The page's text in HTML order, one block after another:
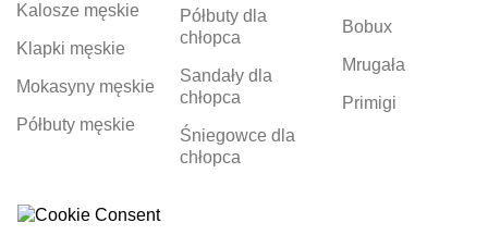
Kalosze męskie
Klapki męskie
Mokasyny męskie
Półbuty męskie
Półbuty dla
chłopca
Sandały dla
chłopca
Śniegowce dla
chłopca
Bobux
Mrugała
Primigi